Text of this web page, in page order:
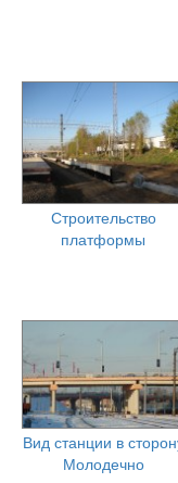
Строительство
платформы
Вид станции в
Молодечно